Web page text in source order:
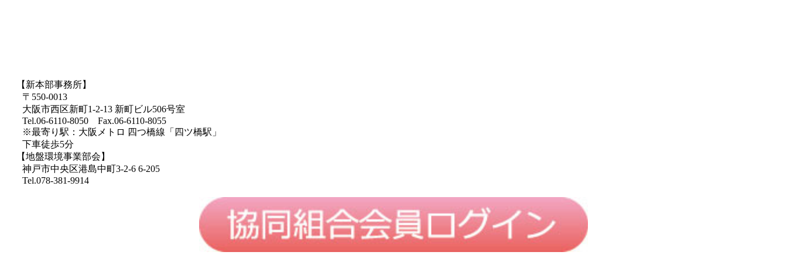
【新本部事務所】
〒550-0013
大阪市西区新町1-2-13 新町ビル506号室
Tel.06-6110-8050 Fax.06-6110-8055
※最寄り駅：大阪メトロ 四つ橋線「四ツ橋駅」
下車徒歩5分
【地盤環境事業部会】
神戸市中央区港島中町3-2-6 6-205
Tel.078-381-9914